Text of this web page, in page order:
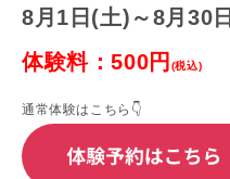
8 月1 日 (土) ～8月30 日
体験料：500円 (税込)
通常体験はこちら👇